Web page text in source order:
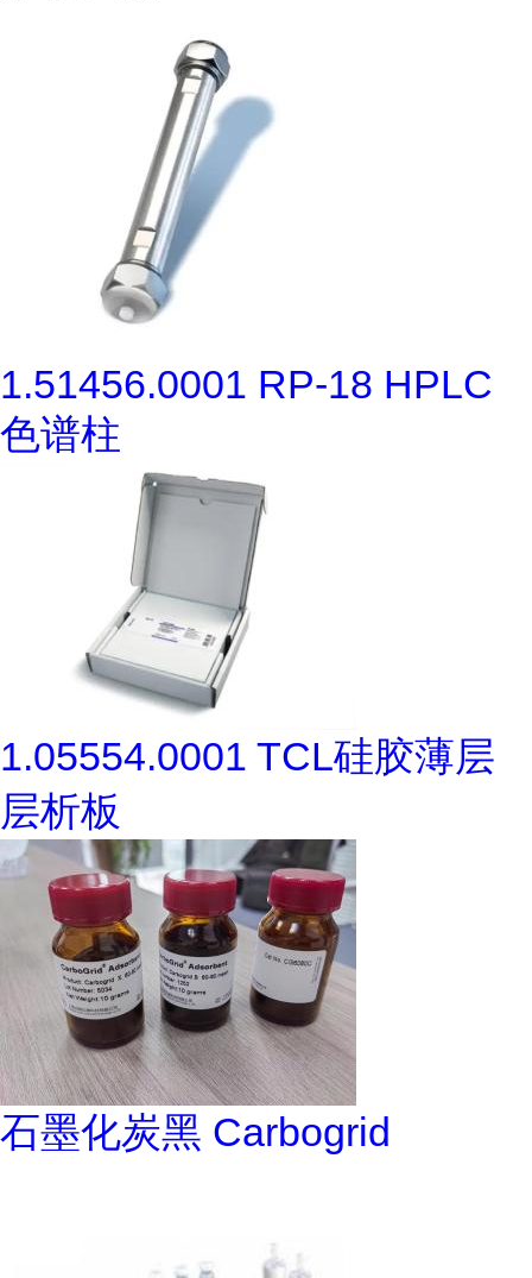
1.51456.0001 RP-18 HPLC
色谱柱
1.05554.0001 TCL硅胶薄层
层析板
石墨化炭黑 Carbogrid